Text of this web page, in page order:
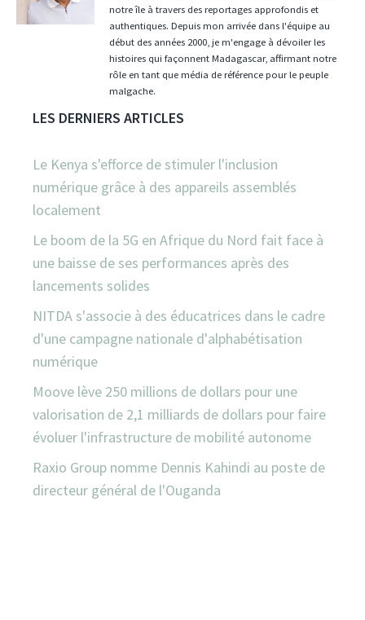
notre île à travers des reportages approfondis et
authentiques. Depuis mon arrivée dans l'équipe au
début des années 2000, je m'engage à dévoiler les
histoires qui façonnent Madagascar, affirmant notre
rôle en tant que média de référence pour le peuple
malgache.
LES DERNIERS ARTICLES
Le Kenya s'efforce de stimuler l'inclusion
numérique grâce à des appareils assemblés
localement
Le boom de la 5G en Afrique du Nord fait face à
une baisse de ses performances après des
lancements solides
NITDA s'associe à des éducatrices dans le cadre
d'une campagne nationale d'alphabétisation
numérique
Moove lève 250 millions de dollars pour une
valorisation de 2,1 milliards de dollars pour faire
évoluer l'infrastructure de mobilité autonome
Raxio Group nomme Dennis Kahindi au poste de
directeur général de l'Ouganda